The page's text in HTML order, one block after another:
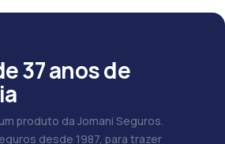
37 anos de
produto da Jomani Seguros.
desde 1987, para trazer